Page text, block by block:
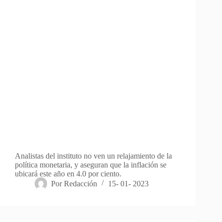
Analistas del instituto no ven un relajamiento de la
política monetaria, y aseguran que la inflación se
ubicará este año en 4.0 por ciento.
Por Redacción 15- 01- 2023